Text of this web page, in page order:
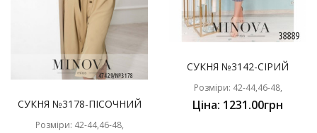
СУКНЯ №3178-ПІСОЧНИЙ
Розміри: 42-44,46-48,
СУКНЯ №3142-СІРИЙ
Розміри: 42-44,46-48,
Ціна: 1231.00грн